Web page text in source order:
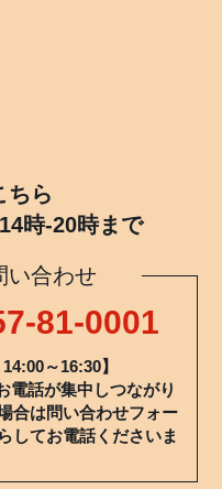
ちら
時-20時まで
い合わせ
81-0001
～16:30】
電話が集中しつながり
合は問い合わせフォー
してお電話くださいま